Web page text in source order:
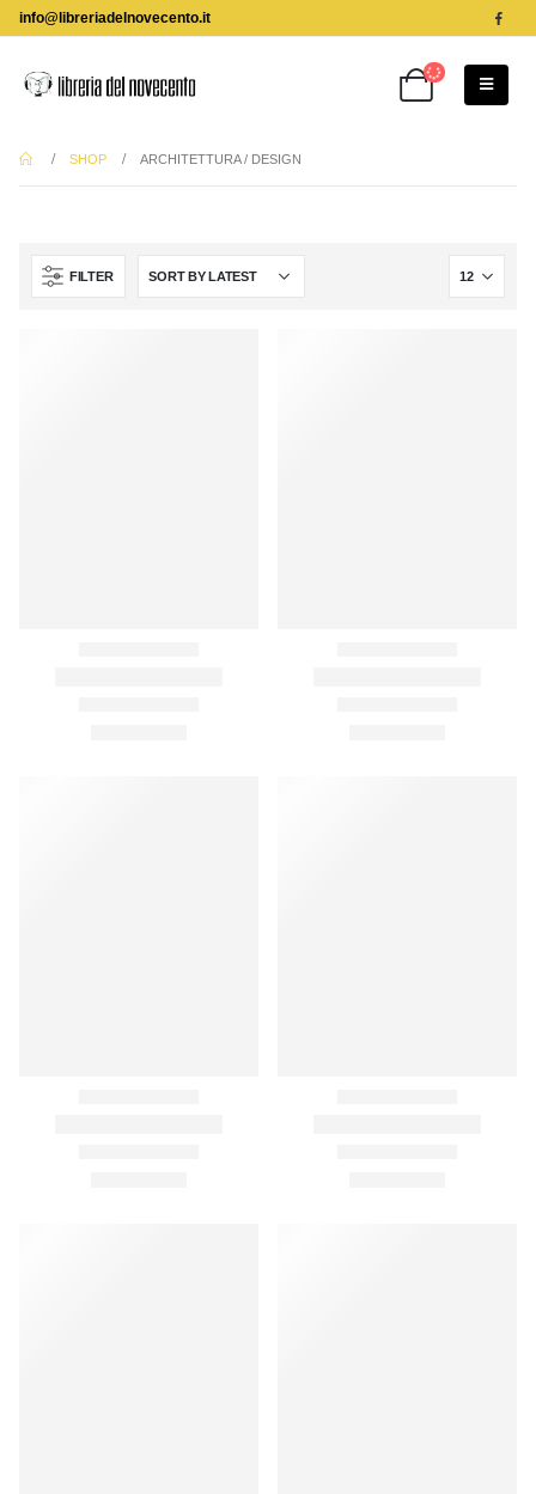
info@libreriadelnovecento.it
SHOP ARCHITETTURA / DESIGN
FILTER